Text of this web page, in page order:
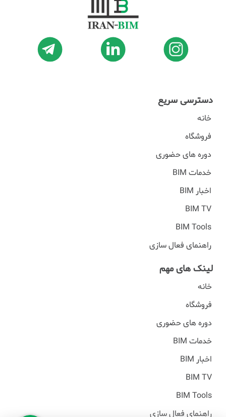
دسترسی سریع
خانه
فروشگاه
دوره های حضوری
خدمات BIM
اخبار BIM
BIM TV
BIM Tools
راهنمای فعال سازی
لینک های مهم
خانه
فروشگاه
دوره های حضوری
خدمات BIM
اخبار BIM
BIM TV
BIM Tools
راهنمای فعال سازی